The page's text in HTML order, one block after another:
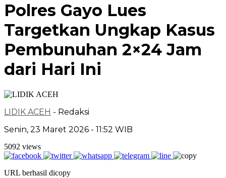
Polres Gayo Lues
Targetkan Ungkap Kasus
Pembunuhan 2×24 Jam
dari Hari Ini
LIDIK ACEH - Redaksi
Senin, 23 Maret 2026 - 11:52 WIB
5092 views
URL berhasil dicopy